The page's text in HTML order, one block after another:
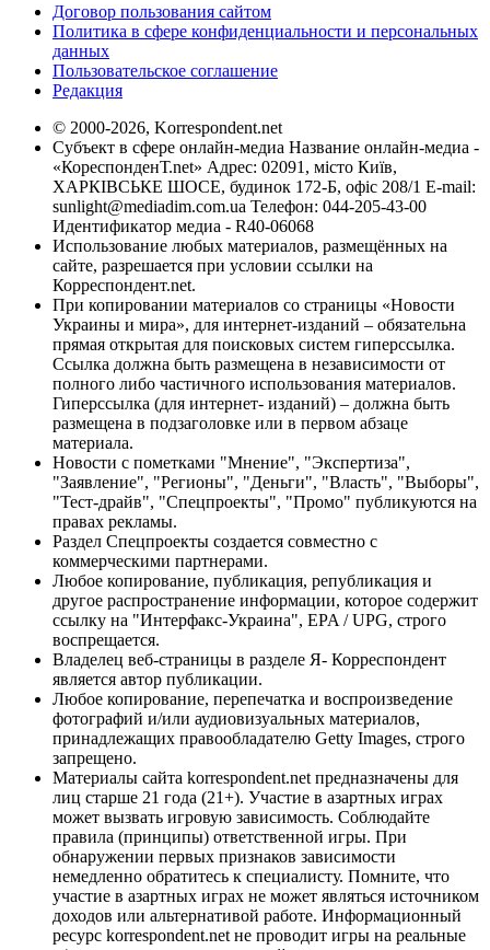
Договор пользования сайтом
Политика в сфере конфиденциальности и персональных
данных
Пользовательское соглашение
Редакция
© 2000-2026, Korrespondent.net
Субъект в сфере онлайн-медиа Название онлайн-медиа -
«КореспонденТ.net» Адрес: 02091, місто Київ,
ХАРКІВСЬКЕ ШОСЕ, будинок 172-Б, офіс 208/1 E-mail:
sunlight@mediadim.com.ua Телефон: 044-205-43-00
Идентификатор медиа - R40-06068
Использование любых материалов, размещённых на
сайте, разрешается при условии ссылки на
Корреспондент.net.
При копировании материалов со страницы «Новости
Украины и мира», для интернет-изданий – обязательна
прямая открытая для поисковых систем гиперссылка.
Ссылка должна быть размещена в независимости от
полного либо частичного использования материалов.
Гиперссылка (для интернет- изданий) – должна быть
размещена в подзаголовке или в первом абзаце
материала.
Новости с пометками "Мнение", "Экспертиза",
"Заявление", "Регионы", "Деньги", "Власть", "Выборы",
"Тест-драйв", "Спецпроекты", "Промо" публикуются на
правах рекламы.
Раздел Спецпроекты создается совместно с
коммерческими партнерами.
Любое копирование, публикация, републикация и
другое распространение информации, которое содержит
ссылку на "Интерфакс-Украина", EPA / UPG, строго
воспрещается.
Владелец веб-страницы в разделе Я- Корреспондент
является автор публикации.
Любое копирование, перепечатка и воспроизведение
фотографий и/или аудиовизуальных материалов,
принадлежащих правообладателю Getty Images, строго
запрещено.
Материалы сайта korrespondent.net предназначены для
лиц старше 21 года (21+). Участие в азартных играх
может вызвать игровую зависимость. Соблюдайте
правила (принципы) ответственной игры. При
обнаружении первых признаков зависимости
немедленно обратитесь к специалисту. Помните, что
участие в азартных играх не может являться источником
доходов или альтернативой работе. Информационный
ресурс korrespondent.net не проводит игры на реальные